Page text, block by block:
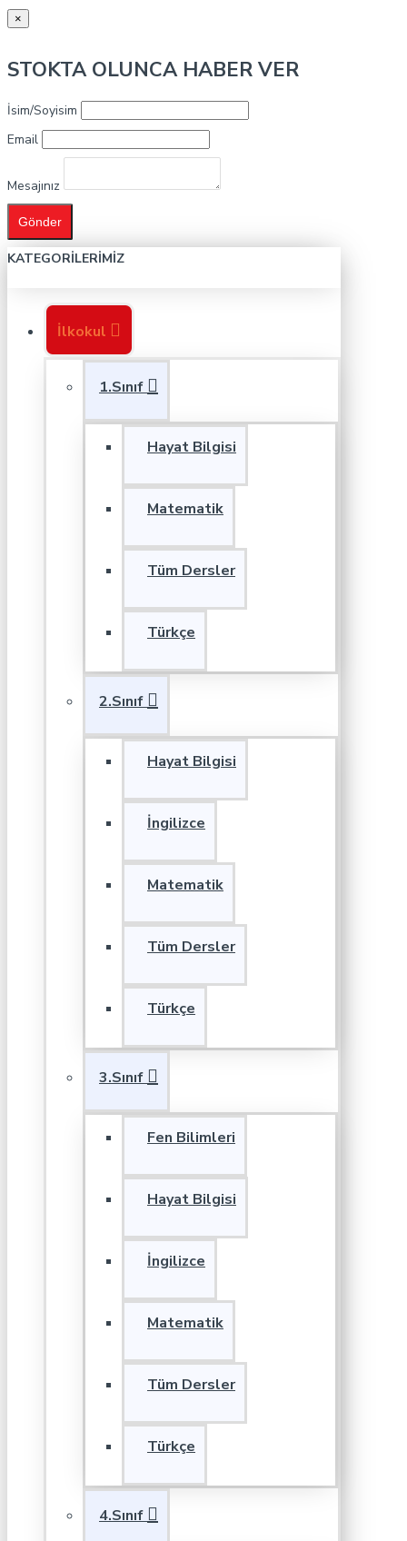
×
STOKTA OLUNCA HABER VER
İsim/Soyisim
Email
Mesajınız
Gönder
KATEGORILERIMIZ
İlkokul
1.Sınıf
Hayat Bilgisi
Matematik
Tüm Dersler
Türkçe
2.Sınıf
Hayat Bilgisi
İngilizce
Matematik
Tüm Dersler
Türkçe
3.Sınıf
Fen Bilimleri
Hayat Bilgisi
İngilizce
Matematik
Tüm Dersler
Türkçe
4.Sınıf